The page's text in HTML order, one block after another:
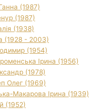
(1987)
(1987)
(1938)
(1928 - 2003)
(1954)
Ірина (1956)
(1978)
Олег (1969)
Макарова Ірина (1939)
(1952)